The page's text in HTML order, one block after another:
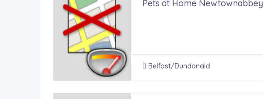
Pets at Home Newtownabbey
Belfast/Dundonald